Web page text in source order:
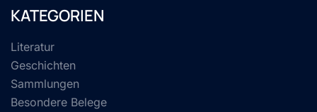
KATEGORIEN
Literatur
Geschichten
Sammlungen
Besondere Belege